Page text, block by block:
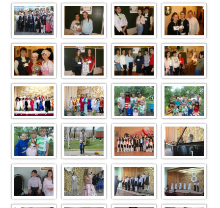
DSC 0017 DSC 0014
фото на стр.
179
ветераны
нефтегазодоб
ывающей
отрасли
DSC0660
Image Article
129
Image Article
114
Image Article 99
Image Article 84
Image Article
138
Image Article
123
Image Article
108
I (33) I (2) DSCN2529 DSCN2525
DSCN2535
Image Article
122
Image Article
290
Image Article 35
Image Article 47 Image Article 62 Image Article 30 Image Article 29